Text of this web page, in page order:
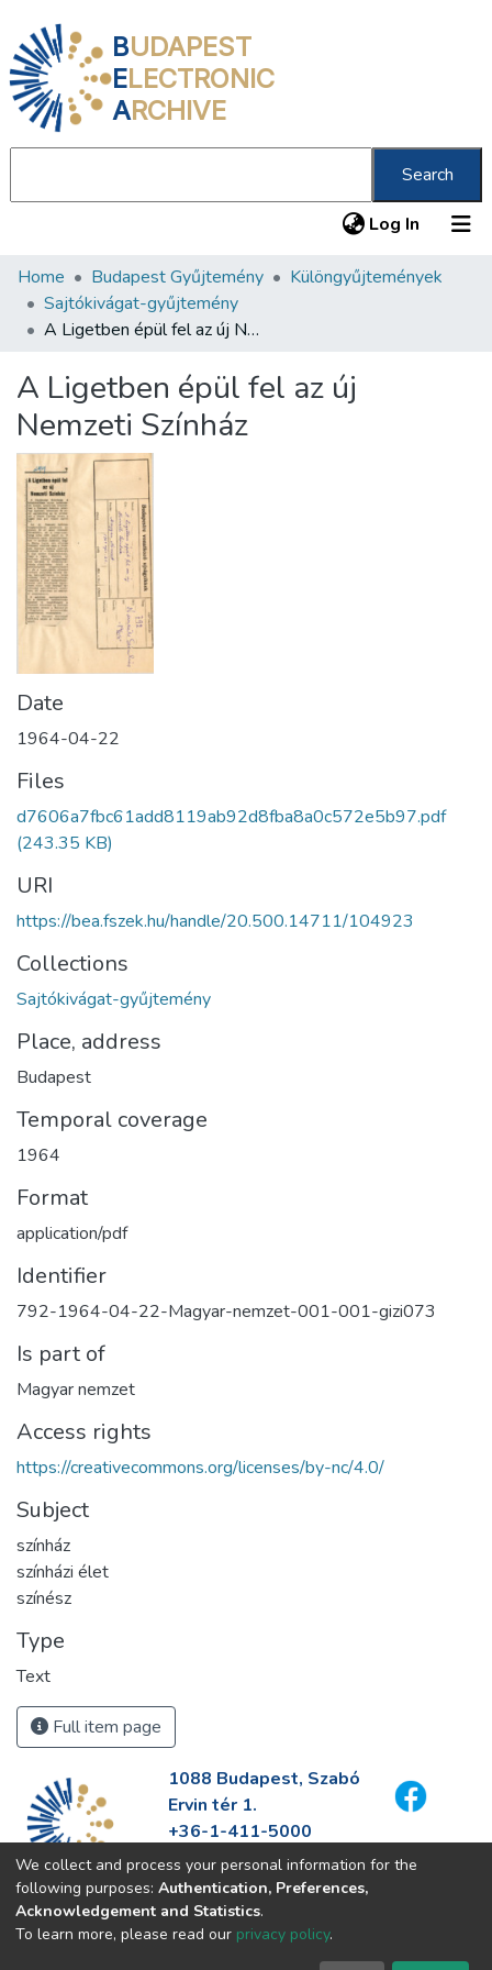
BUDAPEST
ELECTRONIC
ARCHIVE
Search
Log In (current)
Communities & Collections
All of DSpace
About us
Home Budapest Gyűjtemény
Különgyűjtemények
Sajtókivágat-gyűjtemény
A Ligetben épül fel az új Nemzeti Színház
A Ligetben épül fel az új
Nemzeti Színház
Date
1964-04-22
Files
d7606a7fbc61add8119ab92d8fba8a0c572e5b97.pdf
(243.35 KB)
URI
https://bea.fszek.hu/handle/20.500.14711/104923
Collections
Sajtókivágat-gyűjtemény
Place, address
Budapest
Temporal coverage
1964
Format
application/pdf
Identifier
792-1964-04-22-Magyar-nemzet-001-001-gizi073
Is part of
Magyar nemzet
Access rights
https://creativecommons.org/licenses/by-nc/4.0/
Subject
színház
színházi élet
színész
Type
Text
Full item page
1088 Budapest, Szabó
Ervin tér 1.
+36-1-411-5000
info@fszek.hu
https://fszek.hu
We collect and process your personal information for the
following purposes: Authentication, Preferences,
Acknowledgement and Statistics.
To learn more, please read our privacy policy.